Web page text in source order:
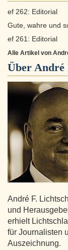
ef 262: Editorial
Gute, wahre und
ef 261: Editorial
Alle Artikel von
Über André
André F.
und
erhielt
für Journalisten
Auszeichnung.